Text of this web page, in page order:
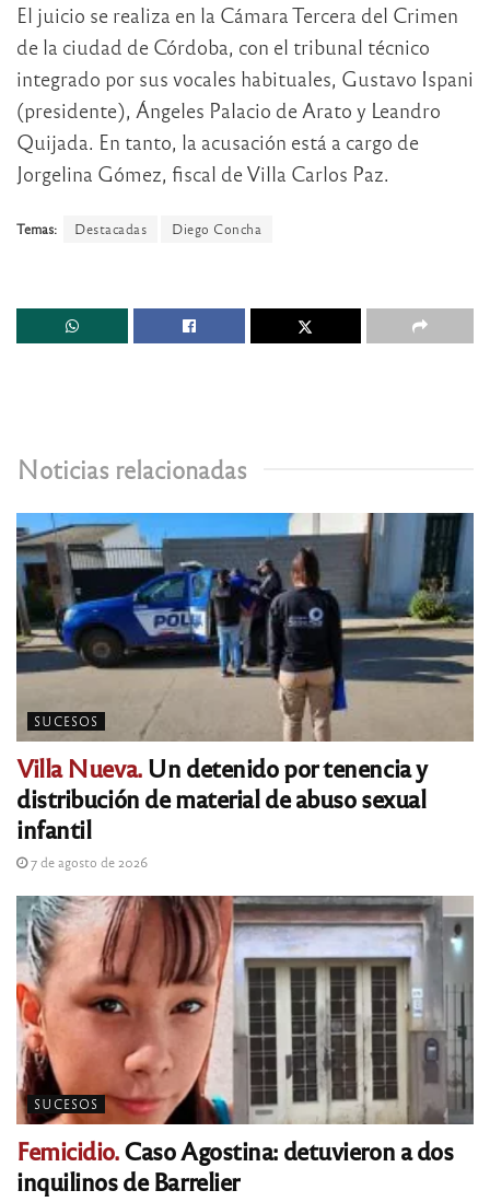
El juicio se realiza en la Cámara Tercera del Crimen
de la ciudad de Córdoba, con el tribunal técnico
integrado por sus vocales habituales, Gustavo Ispani
(presidente), Ángeles Palacio de Arato y Leandro
Quijada. En tanto, la acusación está a cargo de
Jorgelina Gómez, fiscal de Villa Carlos Paz.
Temas: Destacadas Diego Concha
Noticias relacionadas
SUCESOS
Villa Nueva.Un detenido por tenencia y
distribución de material de abuso sexual
infantil
7 de agosto de 2026
SUCESOS
Femicidio.Caso Agostina: detuvieron a dos
inquilinos de Barrelier